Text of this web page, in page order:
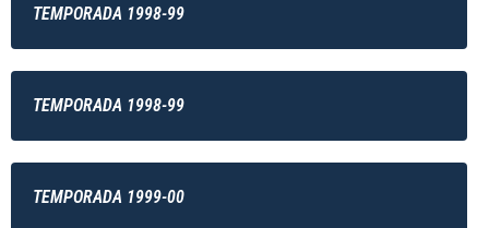
TEMPORADA 1998-99
TEMPORADA 1998-99
TEMPORADA 1999-00